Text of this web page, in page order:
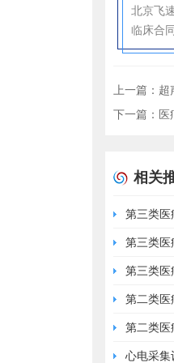
北京飞
临床合
上一篇： 超
下一篇：
相关
第三类医
第三类医
第三类医
第二类医
第二类医
心电采集